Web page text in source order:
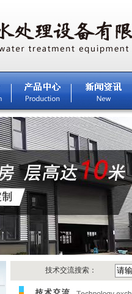
技术交流搜索：